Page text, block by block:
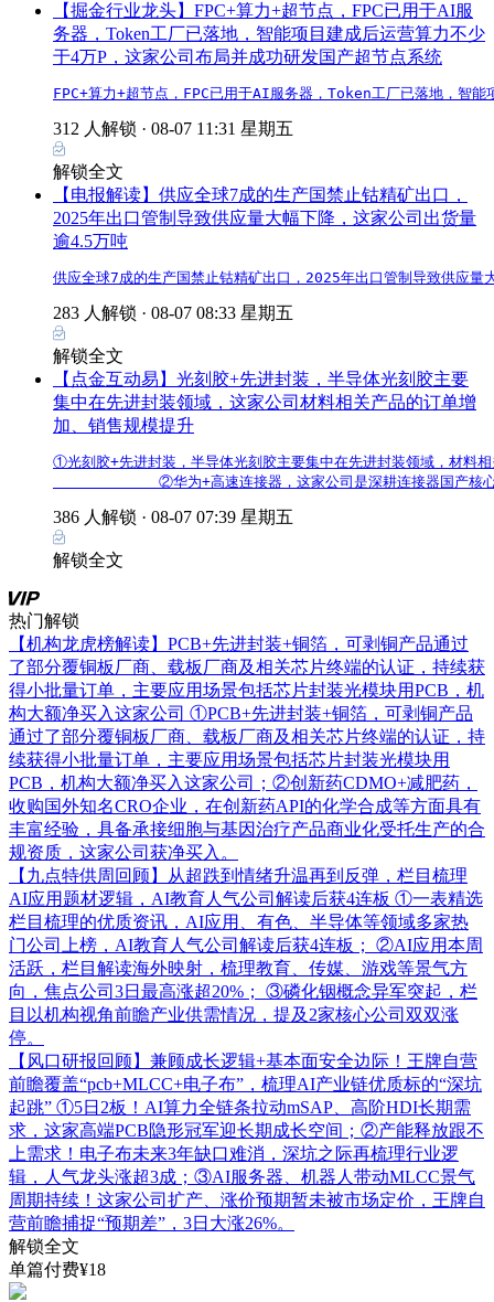
【掘金行业龙头】FPC+算力+超节点，FPC已用于AI服
务器，Token工厂已落地，智能项目建成后运营算力不少
于4万P，这家公司布局并成功研发国产超节点系统
FPC+算力+超节点，FPC已用于AI服务器，Token工厂已落地，智
312 人解锁 · 08-07 11:31 星期五
解锁全文
【电报解读】供应全球7成的生产国禁止钴精矿出口，
2025年出口管制导致供应量大幅下降，这家公司出货量
逾4.5万吨
供应全球7成的生产国禁止钴精矿出口，2025年出口管制导致供应
283 人解锁 · 08-07 08:33 星期五
解锁全文
【点金互动易】光刻胶+先进封装，半导体光刻胶主要
集中在先进封装领域，这家公司材料相关产品的订单增
加、销售规模提升
①光刻胶+先进封装，半导体光刻胶主要集中在先进封装领域，材料
②华为+高速连接器，这家公司是深耕连接器国产核
386 人解锁 · 08-07 07:39 星期五
解锁全文
热门解锁
【机构龙虎榜解读】PCB+先进封装+铜箔，可剥铜产品通过
了部分覆铜板厂商、载板厂商及相关芯片终端的认证，持续获
得小批量订单，主要应用场景包括芯片封装光模块用PCB，机
构大额净买入这家公司 ①PCB+先进封装+铜箔，可剥铜产品
通过了部分覆铜板厂商、载板厂商及相关芯片终端的认证，持
续获得小批量订单，主要应用场景包括芯片封装光模块用
PCB，机构大额净买入这家公司；②创新药CDMO+减肥药，
收购国外知名CRO企业，在创新药API的化学合成等方面具有
丰富经验，具备承接细胞与基因治疗产品商业化受托生产的合
规资质，这家公司获净买入。
【九点特供周回顾】从超跌到情绪升温再到反弹，栏目梳理
AI应用题材逻辑，AI教育人气公司解读后获4连板 ①一表精选
栏目梳理的优质资讯，AI应用、有色、半导体等领域多家热
门公司上榜，AI教育人气公司解读后获4连板； ②AI应用本周
活跃，栏目解读海外映射，梳理教育、传媒、游戏等景气方
向，焦点公司3日最高涨超20%； ③磷化铟概念异军突起，栏
目以机构视角前瞻产业供需情况，提及2家核心公司双双涨
停。
【风口研报回顾】兼顾成长逻辑+基本面安全边际！王牌自营
前瞻覆盖“pcb+MLCC+电子布”，梳理AI产业链优质标的“深坑
起跳” ①5日2板！AI算力全链条拉动mSAP、高阶HDI长期需
求，这家高端PCB隐形冠军迎长期成长空间；②产能释放跟不
上需求！电子布未来3年缺口难消，深坑之际再梳理行业逻
辑，人气龙头涨超3成；③AI服务器、机器人带动MLCC景气
周期持续！这家公司扩产、涨价预期暂未被市场定价，王牌自
营前瞻捕捉“预期差”，3日大涨26%。
解锁全文
单篇付费¥18